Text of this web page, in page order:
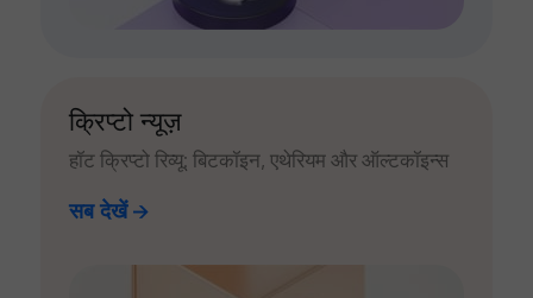
क्रिप्टो न्यूज़
हॉट क्रिप्टो रिव्यू: बिटकॉइन, एथेरियम और ऑल्टकॉइन्स
सब देखें